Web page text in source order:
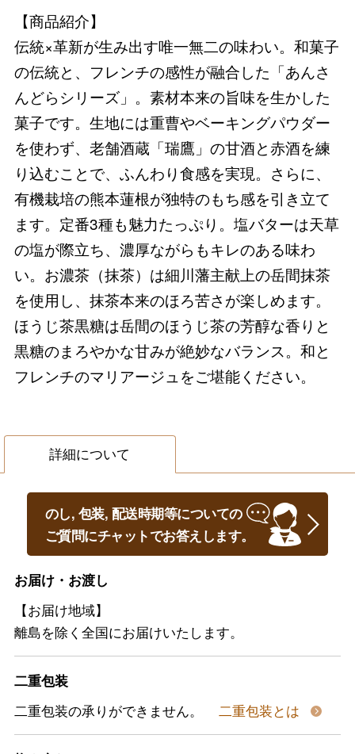
【商品紹介】
伝統×革新が生み出す唯一無二の味わい。和菓子
の伝統と、フレンチの感性が融合した「あんさ
んどらシリーズ」。素材本来の旨味を生かした
菓子です。生地には重曹やベーキングパウダー
を使わず、老舗酒蔵「瑞鷹」の甘酒と赤酒を練
り込むことで、ふんわり食感を実現。さらに、
有機栽培の熊本蓮根が独特のもち感を引き立て
ます。定番3種も魅力たっぷり。塩バターは天草
の塩が際立ち、濃厚ながらもキレのある味わ
い。お濃茶（抹茶）は細川藩主献上の岳間抹茶
を使用し、抹茶本来のほろ苦さが楽しめます。
ほうじ茶黒糖は岳間のほうじ茶の芳醇な香りと
黒糖のまろやかな甘みが絶妙なバランス。和と
フレンチのマリアージュをご堪能ください。
詳細について
のし, 包装, 配送時期等についての
ご質問にチャットでお答えします。
お届け・お渡し
【お届け地域】
離島を除く全国にお届けいたします。
二重包装
二重包装の承りができません。
二重包装とは